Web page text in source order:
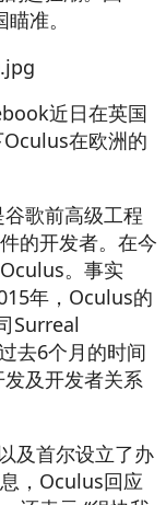
准。
近日在英国
在欧洲的
歌前高级工程
的开发者。在今
。事实
年，Oculus的
Surreal
去6个月的时间
及开发者关系
及首尔设立了办
，Oculus回应